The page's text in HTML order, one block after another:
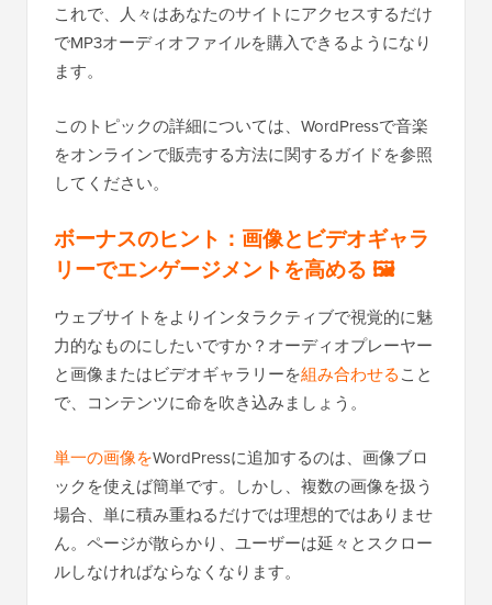
これで、人々はあなたのサイトにアクセスするだけ
でMP3オーディオファイルを購入できるようになり
ます。
このトピックの詳細については、WordPressで音楽
をオンラインで販売する方法に関するガイドを参照
してください。
ボーナスのヒント：画像とビデオギャラ
リーでエンゲージメントを高める 🖼️
ウェブサイトをよりインタラクティブで視覚的に魅
力的なものにしたいですか？オーディオプレーヤー
と画像またはビデオギャラリーを組み合わせること
で、コンテンツに命を吹き込みましょう。
単一の画像をWordPressに追加するのは、画像ブロ
ックを使えば簡単です。しかし、複数の画像を扱う
場合、単に積み重ねるだけでは理想的ではありませ
ん。ページが散らかり、ユーザーは延々とスクロー
ルしなければならなくなります。